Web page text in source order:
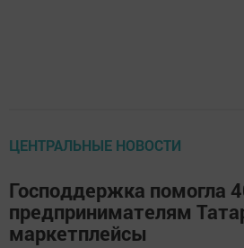
ЦЕНТРАЛЬНЫЕ НОВОСТИ
Господдержка помогла
предпринимателям
маркетплейсы